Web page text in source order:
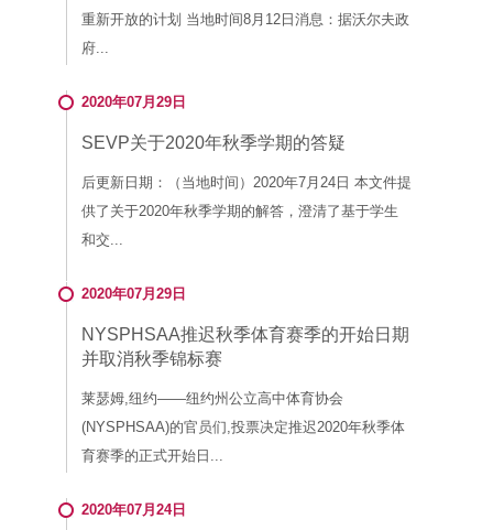
重新开放的计划 当地时间8月12日消息：据沃尔夫政
府...
2020年07月29日
SEVP关于2020年秋季学期的答疑
后更新日期：（当地时间）2020年7月24日 本文件提
供了关于2020年秋季学期的解答，澄清了基于学生
和交...
2020年07月29日
NYSPHSAA推迟秋季体育赛季的开始日期
并取消秋季锦标赛
莱瑟姆,纽约——纽约州公立高中体育协会
(NYSPHSAA)的官员们,投票决定推迟2020年秋季体
育赛季的正式开始日...
2020年07月24日